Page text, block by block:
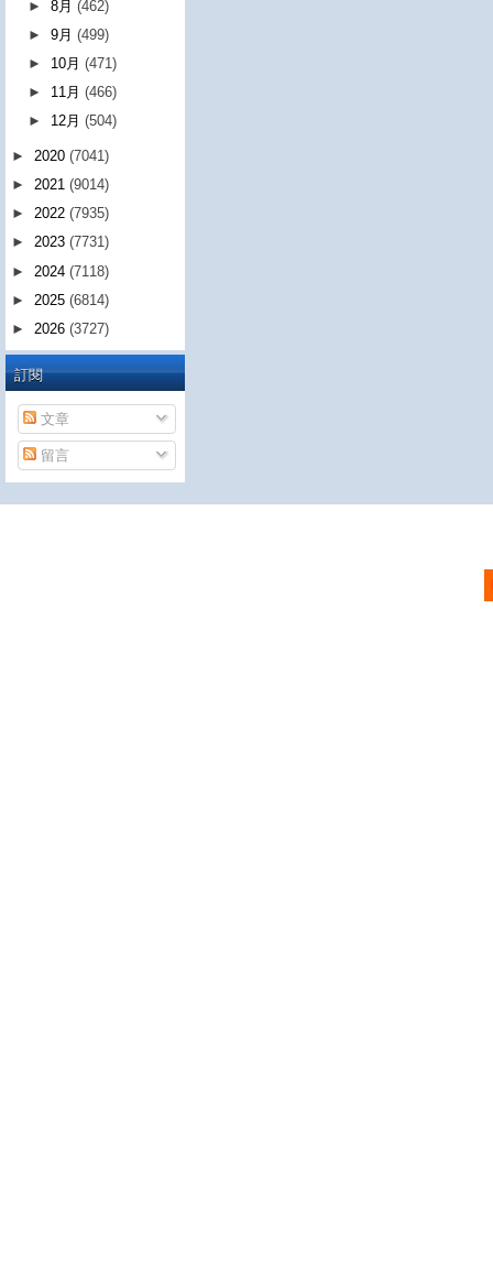
►8月(462)
►9月(499)
► 10月(471)
► 11月(466)
► 12月(504)
► 2020 (7041)
► 2021 (9014)
► 2022 (7935)
► 2023 (7731)
► 2024 (7118)
► 2025 (6814)
► 2026 (3727)
訂閱
文章
留言